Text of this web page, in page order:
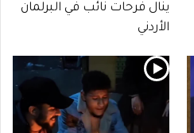
ينال فرحات نائب في البرلمان
الأردني